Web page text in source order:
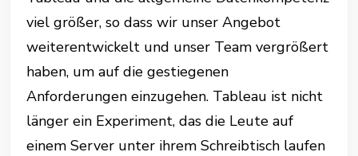
viel größer, so dass wir unser Angebot
weiterentwickelt und unser Team vergrößert
haben, um auf die gestiegenen
Anforderungen einzugehen. Tableau ist nicht
länger ein Experiment, das die Leute auf
einem Server unter ihrem Schreibtisch laufen